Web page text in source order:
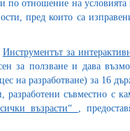
отношение на условията
пред които са
Инструментът за
за ползване и дава
на разработване) за 16
съвместно с
възрасти“ ,